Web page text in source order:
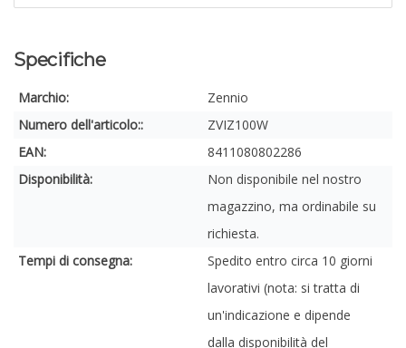
Specifiche
Marchio:
Zennio
Numero dell'articolo::
ZVIZ100W
EAN:
8411080802286
Disponibilità:
Non disponibile nel nostro
magazzino, ma ordinabile su
richiesta.
Tempi di consegna:
Spedito entro circa 10 giorni
lavorativi (nota: si tratta di
un'indicazione e dipende
dalla disponibilità del